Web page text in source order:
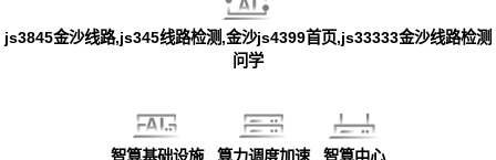
js3845金沙线路,js345线路检测,金沙js4399首页,js33333金沙线路检测
问学